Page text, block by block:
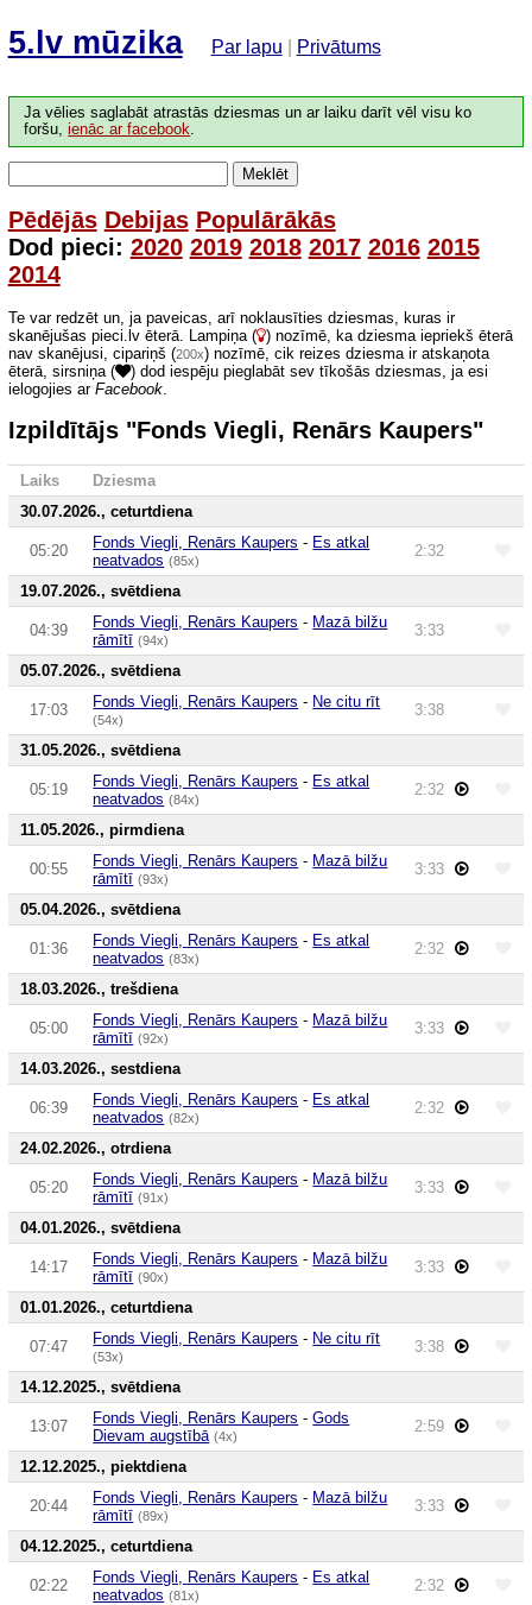
5.lv mūzika Par lapu Privātums
Ja vēlies saglabāt atrastās dziesmas un ar laiku darīt vēl visu ko
foršu,ienāc ar facebook.
Meklēt
Pēdējās Debijas Populārākās
Dod pieci: 2020 2019 2018 2017 2016 2015
2014
Te var redzēt un, ja paveicas, arī noklausīties dziesmas, kuras ir
skanējušas pieci.lv ēterā. Lampiņa ( ) nozīmē, ka dziesma iepriekš ēterā
nav skanējusi, cipariņš (200x) nozīmē, cik reizes dziesma ir atskaņota
ēterā, sirsniņa (
) dod iespēju pieglabāt sev tīkošās dziesmas, ja esi
ielogojies ar Facebook.
Izpildītājs "Fonds Viegli, Renārs Kaupers"
Laiks
Dziesma
30.07.2026., ceturtdiena
05:20 Fonds Viegli, Renārs Kaupers - Es atkal
neatvados (85x)
2:32
19.07.2026., svētdiena
04:39 Fonds Viegli, Renārs Kaupers - Mazā bilžu
rāmītī (94x)
3:33
05.07.2026., svētdiena
17:03 Fonds Viegli, Renārs Kaupers - Ne citu rīt
(54x)
3:38
31.05.2026., svētdiena
05:19 Fonds Viegli, Renārs Kaupers - Es atkal
neatvados (84x)
2:32
11.05.2026., pirmdiena
00:55 Fonds Viegli, Renārs Kaupers - Mazā bilžu
rāmītī (93x)
3:33
05.04.2026., svētdiena
01:36 Fonds Viegli, Renārs Kaupers - Es atkal
neatvados (83x)
2:32
18.03.2026., trešdiena
05:00 Fonds Viegli, Renārs Kaupers - Mazā bilžu
rāmītī (92x)
3:33
14.03.2026., sestdiena
06:39 Fonds Viegli, Renārs Kaupers - Es atkal
neatvados (82x)
2:32
24.02.2026., otrdiena
05:20 Fonds Viegli, Renārs Kaupers - Mazā bilžu
rāmītī (91x)
3:33
04.01.2026., svētdiena
14:17 Fonds Viegli, Renārs Kaupers - Mazā bilžu
rāmītī (90x)
3:33
01.01.2026., ceturtdiena
07:47 Fonds Viegli, Renārs Kaupers - Ne citu rīt
(53x)
3:38
14.12.2025., svētdiena
13:07 Fonds Viegli, Renārs Kaupers -Gods
Dievam augstībā (4x)
2:59
12.12.2025., piektdiena
20:44 Fonds Viegli, Renārs Kaupers - Mazā bilžu
rāmītī (89x)
3:33
04.12.2025., ceturtdiena
02:22 Fonds Viegli, Renārs Kaupers - Es atkal
neatvados (81x)
2:32